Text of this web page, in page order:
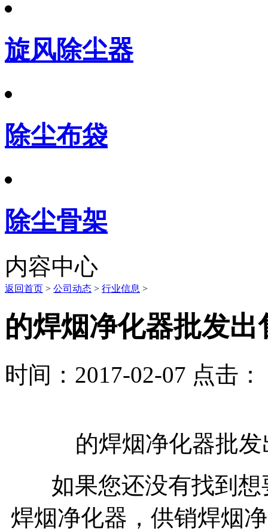
旋风除尘器
除尘布袋
除尘骨架
内容中心
返回首页 > 公司动态 > 行业信息 >
的焊烟净化器批发出
时间：2017-02-07 点击：
的焊烟净化器批发
如果您还没有找到想
焊烟净化器，供销焊烟